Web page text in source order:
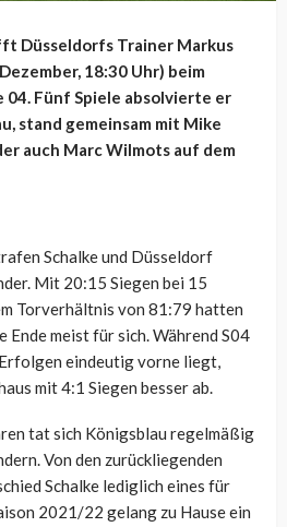
Düsseldorfs Trainer Markus
18:30 Uhr) beim
04. Fünf Spiele absolvierte er
stand gemeinsam mit Mike
auch Marc Wilmots auf dem
Schalke und Düsseldorf
Mit 20:15 Siegen bei 15
Torverhältnis von 81:79 hatten
Ende meist für sich. Während S04
eindeutig vorne liegt,
mit 4:1 Siegen besser ab.
tat sich Königsblau regelmäßig
Von den zurückliegenden
Schalke lediglich eines für
2021/22 gelang zu Hause ein